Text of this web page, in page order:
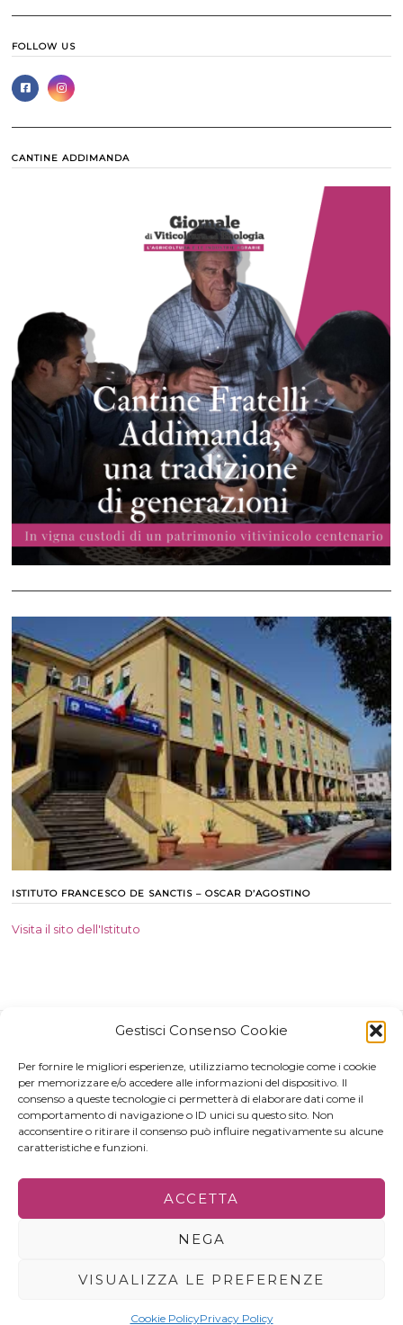
Gestisci Consenso Cookie
Per fornire le migliori esperienze, utilizziamo tecnologie come i cookie
per memorizzare e/o accedere alle informazioni del dispositivo. Il
consenso a queste tecnologie ci permetterà di elaborare dati come il
comportamento di navigazione o ID unici su questo sito. Non
acconsentire o ritirare il consenso può influire negativamente su alcune
caratteristiche e funzioni.
ACCETTA
NEGA
VISUALIZZA LE PREFERENZE
Cookie PolicyPrivacy Policy
FOLLOW US
CANTINE ADDIMANDA
ISTITUTO FRANCESCO DE SANCTIS – OSCAR D’AGOSTINO
Visita il sito dell'Istituto
PRIVACY POLICY